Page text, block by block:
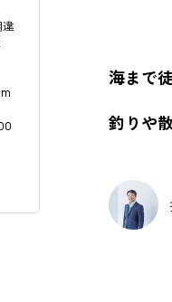
海まで
釣りや
違